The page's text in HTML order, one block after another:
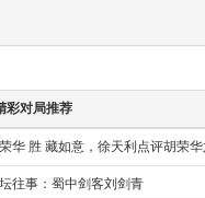
彩对局推荐
华 胜 藏如意，徐天利点评胡荣
往事：蜀中剑客刘剑青